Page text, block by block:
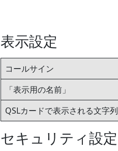
表示設定
コールサイン
「表示用の名前」
QSLカードで表示される文字列
セキュリティ設定